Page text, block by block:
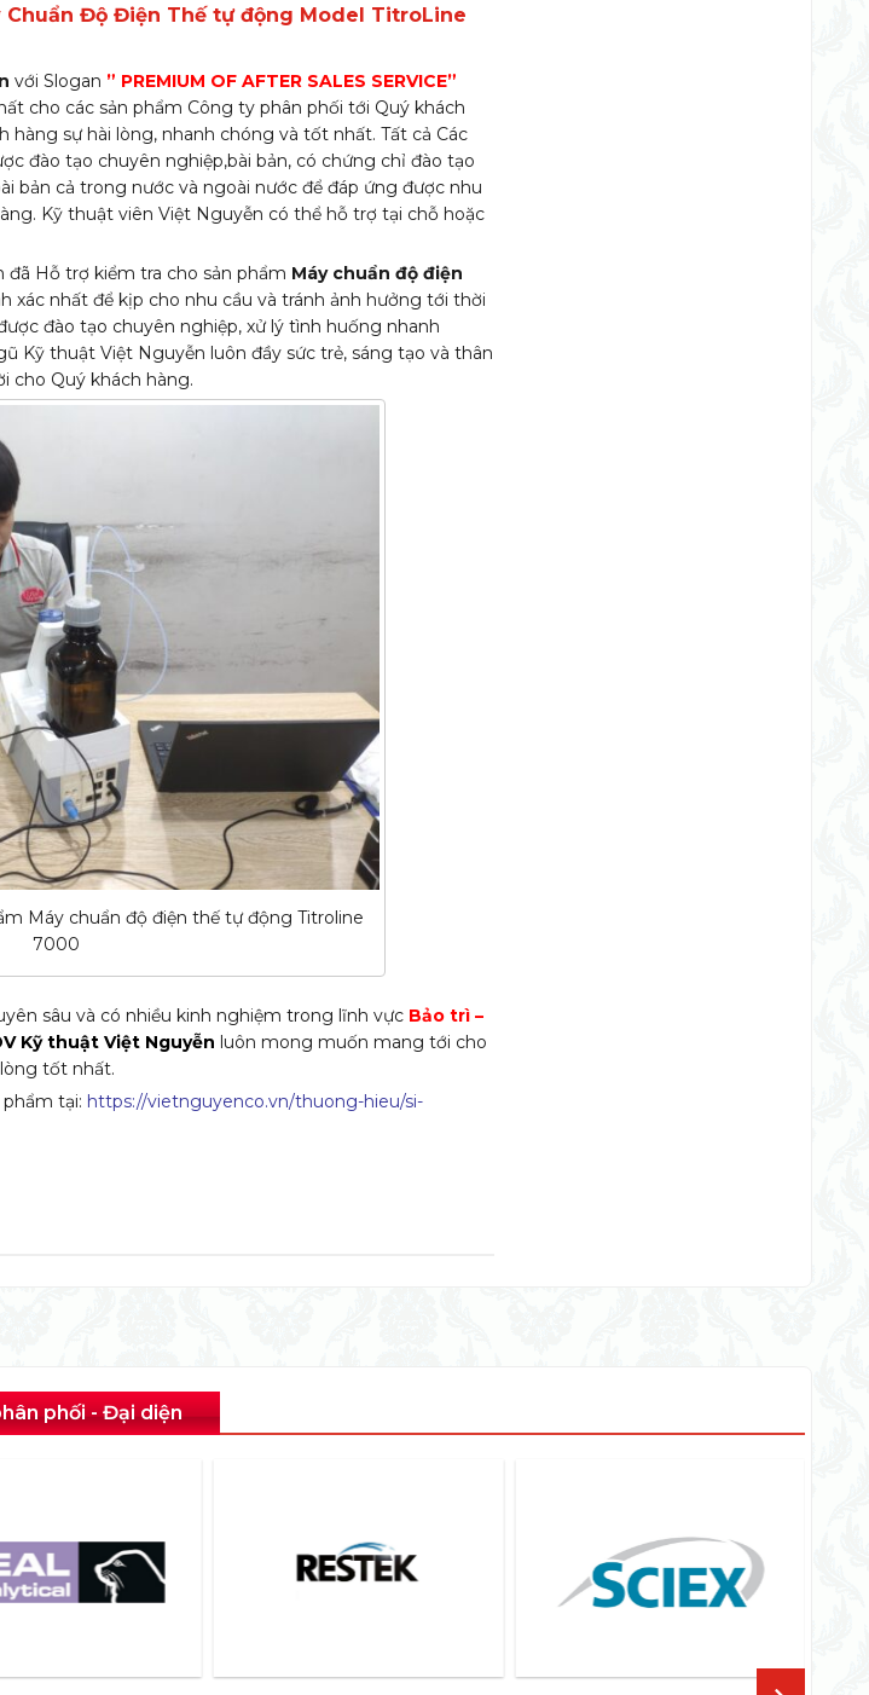
Độ Điện Thế tự động Model TitroLine
với Slogan ” PREMIUM OF AFTER SALES SERVICE”
cho các sản phẩm Công ty phân phối tới Quý khách
sự hài lòng, nhanh chóng và tốt nhất. Tất cả Các
đào tạo chuyên nghiệp,bài bản, có chứng chỉ đào tạo
bản cả trong nước và ngoài nước để đáp ứng được nhu
Kỹ thuật viên Việt Nguyễn có thể hỗ trợ tại chỗ hoặc
đã Hỗ trợ kiểm tra cho sản phẩm Máy chuẩn độ điện
xác nhất để kịp cho nhu cầu và tránh ảnh hưởng tới thời
đào tạo chuyên nghiệp, xử lý tình huống nhanh
Kỹ thuật Việt Nguyễn luôn đầy sức trẻ, sáng tạo và thân
cho Quý khách hàng.
Máy chuẩn độ điện thế tự động Titroline
7000
sâu và có nhiều kinh nghiệm trong lĩnh vực Bảo trì –
Kỹ thuật Việt Nguyễn luôn mong muốn mang tới cho
tốt nhất.
tại: https://vietnguyenco.vn/thuong-hieu/si-
phối - Đại diện